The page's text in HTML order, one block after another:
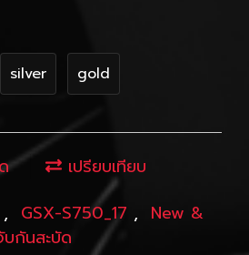
silver gold
เปรียบเทียบ
, GSX-S750_17 , New &
บกันสะบัด